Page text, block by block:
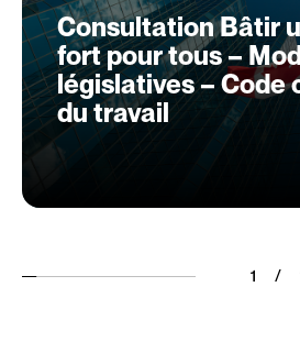
Consultation Bâtir
fort pour tous –
législatives – Code
du travail
1 /